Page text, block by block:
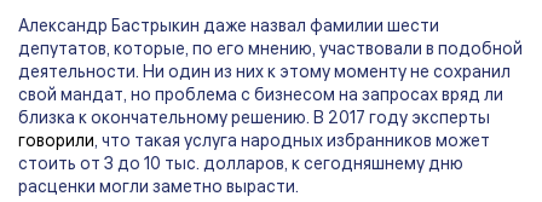
Александр Бастрыкин даже назвал фамилии шести
депутатов, которые, по его мнению, участвовали в подобной
деятельности. Ни один из них к этому моменту не сохранил
свой мандат, но проблема с бизнесом на запросах вряд ли
близка к окончательному решению. В 2017 году эксперты
говорили, что такая услуга народных избранников может
стоить от 3 до 10 тыс. долларов, к сегодняшнему дню
расценки могли заметно вырасти.